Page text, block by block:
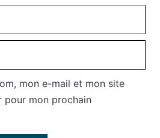
mon e-mail et mon site
pour mon prochain